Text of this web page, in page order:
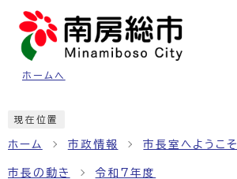
ページの先頭です
ホームへ
現在位置
ホーム 市政情報 市長室へようこそ
市長の動き 令和7年度